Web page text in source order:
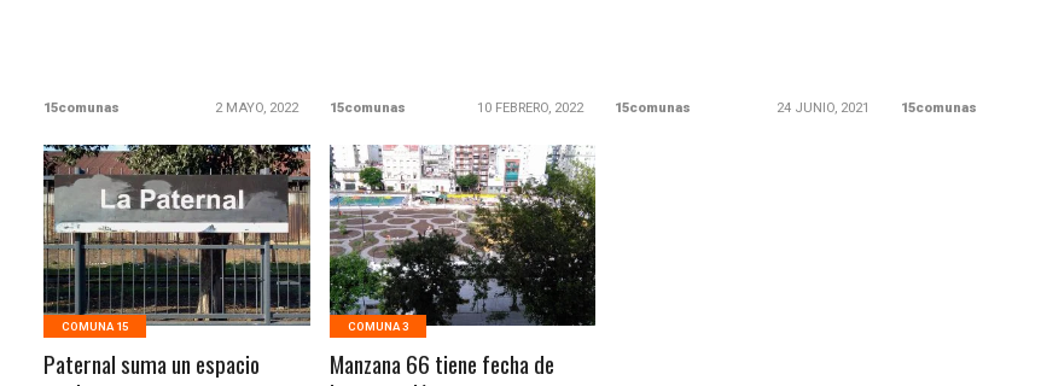
15comunas 2 MAYO, 2022 15comunas 10 FEBRERO, 2022 15comunas 24 JUNIO, 2021 15comunas
LEER MAS
COMUNA 15
Paternal suma un espacio
LEER MAS
COMUNA 3
Manzana 66 tiene fecha de